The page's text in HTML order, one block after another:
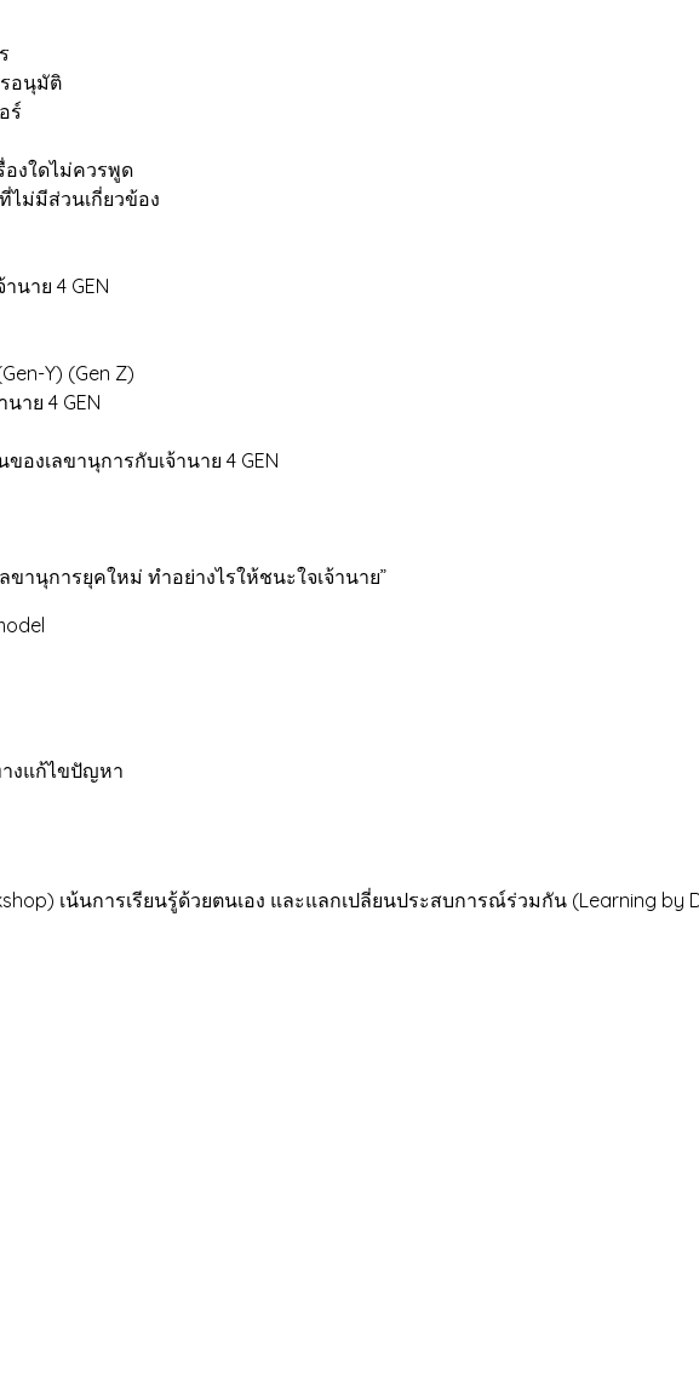
อนุมัติ
ร์
องใดไม่ควรพูด
ไม่มีส่วนเกี่ยวข้อง
นาย 4 GEN
Y) (Gen Z)
าย 4 GEN
งเลขานุการกับเจ้านาย 4 GEN
านุการยุคใหม่ ทำอย่างไรให้ชนะใจเจ้านาย”
งแก้ไขปัญหา
เน้นการเรียนรู้ด้วยตนเอง และแลกเปลี่ยนประสบการณ์ร่วมกัน (Learning by